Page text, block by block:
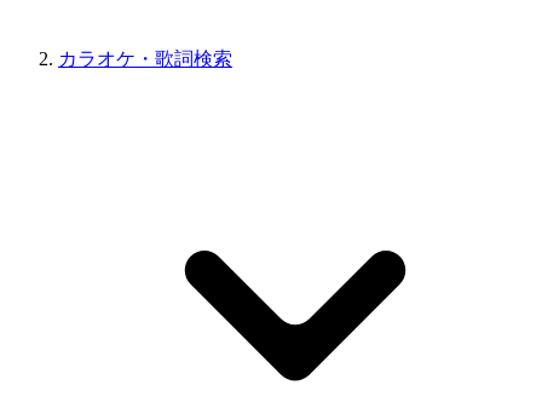
カラオケ・歌詞検索